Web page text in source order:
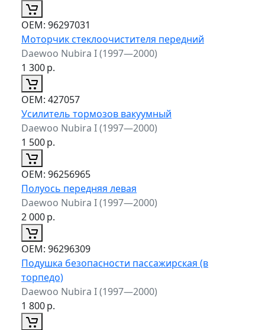
ОЕМ: 96297031
Моторчик стеклоочистителя передний
Daewoo Nubira I (1997—2000)
1 300р.
ОЕМ: 427057
Усилитель тормозов вакуумный
Daewoo Nubira I (1997—2000)
1 500р.
ОЕМ: 96256965
Полуось передняя левая
Daewoo Nubira I (1997—2000)
2 000р.
ОЕМ: 96296309
Подушка безопасности пассажирская (в
торпедо)
Daewoo Nubira I (1997—2000)
1 800р.